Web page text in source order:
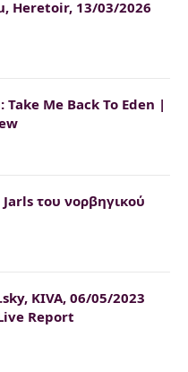
Heretoir, 13/03/2026
Take Me Back To Eden |
του νορβηγικού
KIVA, 06/05/2023
Report